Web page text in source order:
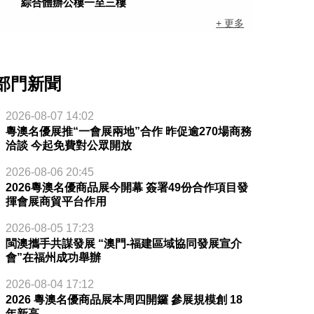
+ 更多
門新聞
2026-08-07 14:02
粵澳名優展推“一會展兩地”合作 昨促逾270場商務
洽談 今起免費對公眾開放
2026-08-06 20:45
2026粵澳名優商品展今開幕 簽署49份合作項目發
揮會展商貿平台作用
2026-08-05 17:23
閩澳攜手共謀發展 “澳門-福建區域協同發展宣介
會”在福州成功舉辦
2026-08-04 17:12
2026 粵澳名優商品展本周四開鑼 參展規模創 18